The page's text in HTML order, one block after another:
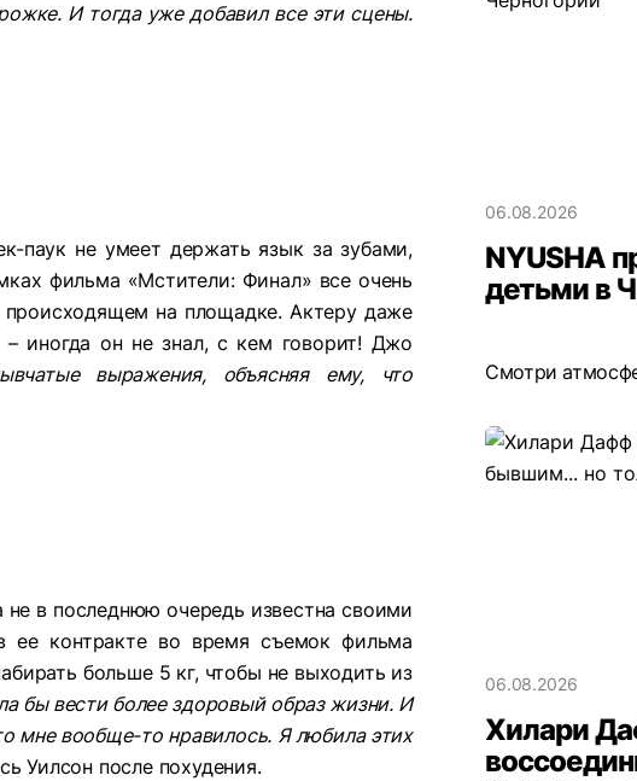
И тогда уже добавил все эти сцены.
не умеет держать язык за зубами,
фильма «Мстители: Финал» все очень
на площадке. Актеру даже
иногда он не знал, с кем говорит! Джо
выражения, объясняя ему, что
в последнюю очередь известна своими
контракте во время съемок фильма
больше 5 кг, чтобы не выходить из
бы вести более здоровый образ жизни. И
мне вообще-то нравилось. Я любила этих
Уилсон после похудения.
06.08.2026
NYUSHA
детьми в
Смотри
06.08.2026
Хилари